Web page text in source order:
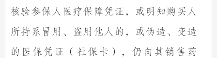
核验参保人医疗保障凭证，或明知购买人
所持系冒用、盗用他人的，或伪造、变造
的医保凭证（社保卡），仍向其销售药